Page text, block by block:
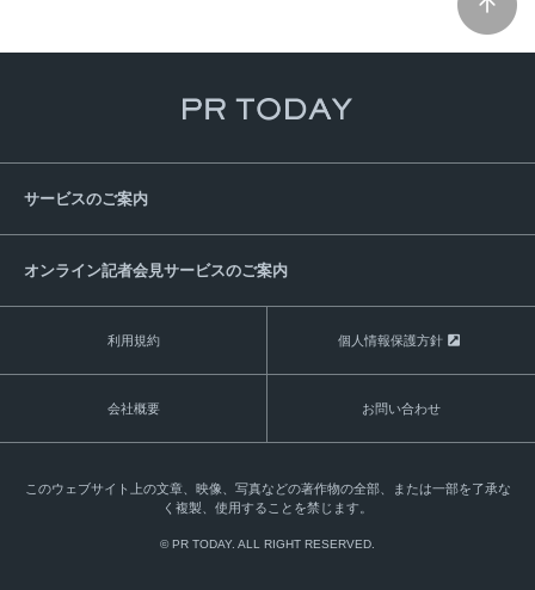
サービスのご案内
オンライン記者会見サービスのご案内
利用規約 個人情報保護方針
会社概要 お問い合わせ
このウェブサイト上の文章、映像、写真などの著作物の全部、または一部を了承な
く複製、使用することを禁じます。
© PR TODAY. ALL RIGHT RESERVED.